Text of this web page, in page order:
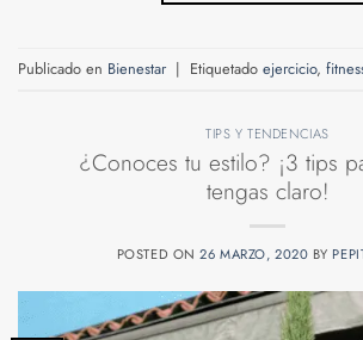
Publicado en Bienestar | Etiquetado ejercicio,
TIPS Y TENDENCIAS
¿Conoces tu estilo? ¡3 tips
tengas claro!
POSTED ON26 MARZO, 2020 BY